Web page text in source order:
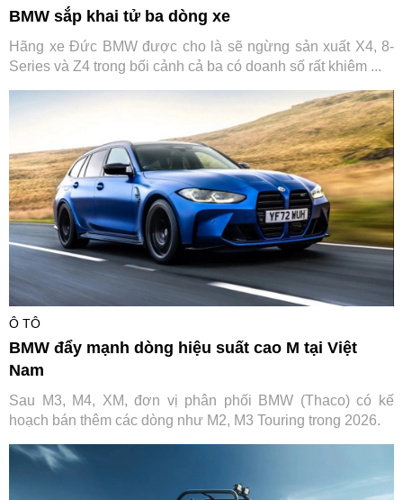
BMW sắp khai tử ba dòng xe
Hãng xe Đức BMW được cho là sẽ ngừng sản xuất X4, 8-
Series và Z4 trong bối cảnh cả ba có doanh số rất khiêm ...
Ô TÔ
BMW đẩy mạnh dòng hiệu suất cao M tại Việt
Nam
Sau M3, M4, XM, đơn vị phân phối BMW (Thaco) có kế
hoạch bán thêm các dòng như M2, M3 Touring trong 2026.